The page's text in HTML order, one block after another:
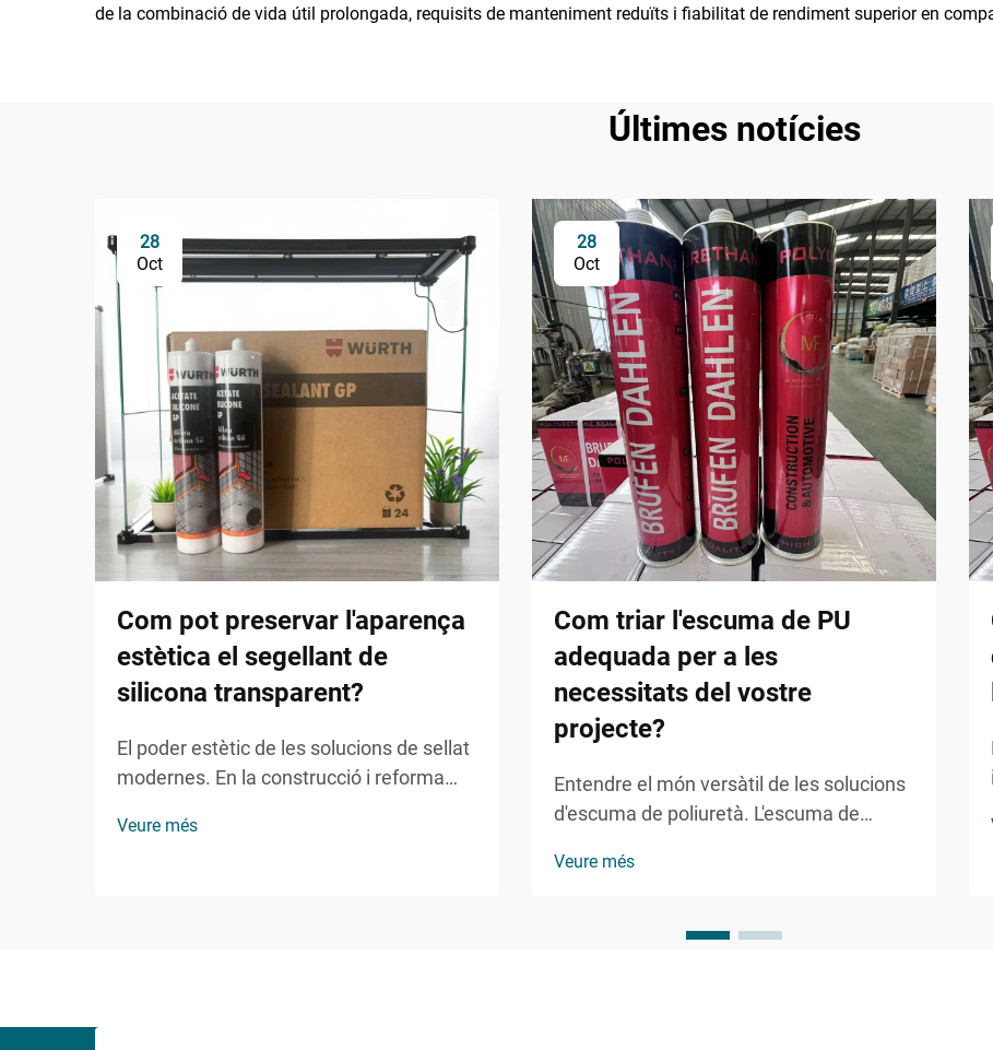
de la combinació de vida útil prolongada, requisits de manteniment reduïts i fiabilitat de rendiment superior en
Últimes notícies
28
Oct
Com pot preservar l'aparença
estètica el segellant de
silicona transparent?
El poder estètic de les solucions de sellat
modernes. En la construcció i reforma
l'atractiu visual mentre s'assegura la
Veure més
28
Oct
Com triar l'escuma de PU
adequada per a les
necessitats del vostre
projecte?
Entendre el món versàtil de les solucions
d'escuma de poliuretà. L'escuma de
indústries gràcies a la seva versatilitat
de aplicacions en construcció i automoció
Veure més